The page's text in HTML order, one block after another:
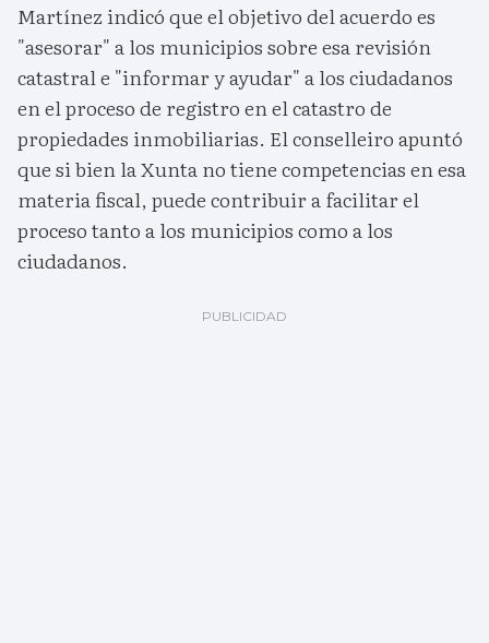
Martínez indicó que el objetivo del acuerdo es
"asesorar" a los municipios sobre esa revisión
catastral e "informar y ayudar" a los ciudadanos
en el proceso de registro en el catastro de
propiedades inmobiliarias. El conselleiro apuntó
que si bien la Xunta no tiene competencias en esa
materia fiscal, puede contribuir a facilitar el
proceso tanto a los municipios como a los
ciudadanos.